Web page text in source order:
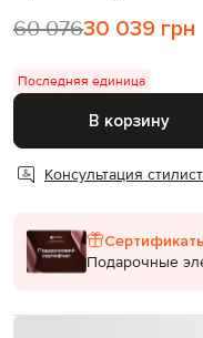
60 07630 039 грн
Последняя единица
В корзину
Консультация
Подарочные